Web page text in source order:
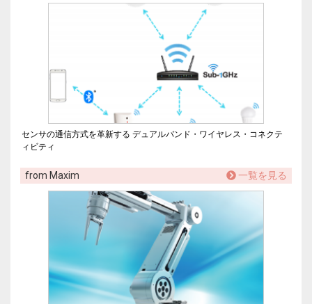
センサの通信方式を革新する デュアルバンド・ワイヤレス・コネクテ
ィビティ
from Maxim 一覧を見る